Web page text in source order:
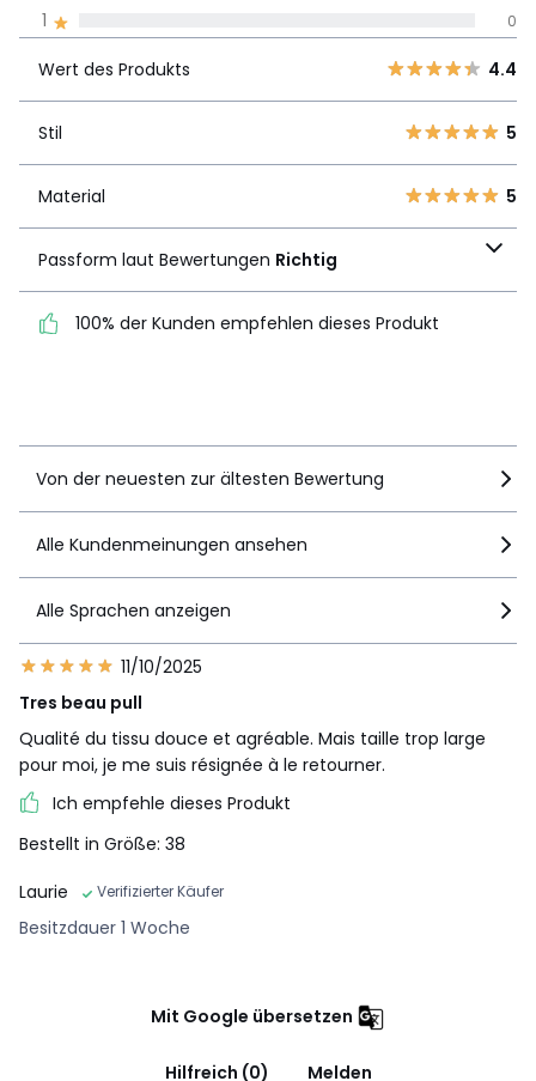
4
Wert des
5
5
Bewertungen
100% der Kunden
1 0
Wert des Produkts 4.4
Stil 5
Material 5
Passform laut Bewertungen Richtig
100% der Kunden empfehlen dieses Produkt
Von der neuesten zur ältesten Bewertung
Alle Kundenmeinungen ansehen
Alle Sprachen anzeigen
11/10/2025
Tres beau pull
Qualité du tissu douce et agréable. Mais taille trop large
pour moi, je me suis résignée à le retourner.
Ich empfehle dieses Produkt
Bestellt in Größe: 38
Laurie
Verifizierter Käufer
Besitzdauer 1 Woche
Mit Google übersetzen
Hilfreich (0)
Melden